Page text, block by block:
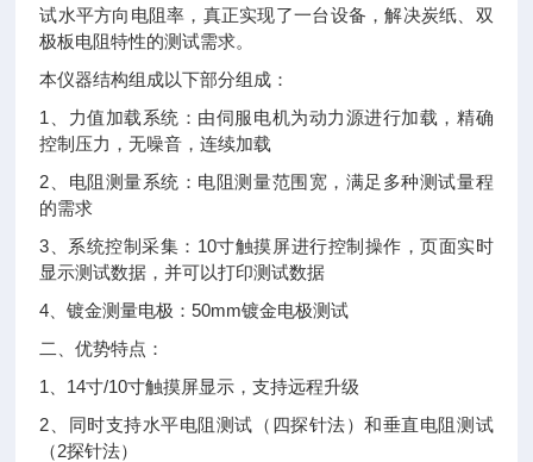
试水平方向电阻率，真正实现了一台设备，解决炭纸、双
极板电阻特性的测试需求。
本仪器结构组成以下部分组成：
1、力值加载系统：由伺服电机为动力源进行加载，精确
控制压力，无噪音，连续加载
2、电阻测量系统：电阻测量范围宽，满足多种测试量程
的需求
3、系统控制采集：10寸触摸屏进行控制操作，页面实时
显示测试数据，并可以打印测试数据
4、镀金测量电极：50mm镀金电极测试
二、优势特点：
1、14寸/10寸触摸屏显示，支持远程升级
2、同时支持水平电阻测试（四探针法）和垂直电阻测试
（2探针法）